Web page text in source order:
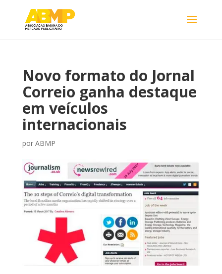
Novo formato do Jornal
Correio ganha destaque
em veículos
internacionais
por ABMP